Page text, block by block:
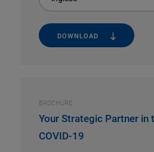
DOWNLOAD
BROCHURE
Your Strategic Partner in
COVID-19